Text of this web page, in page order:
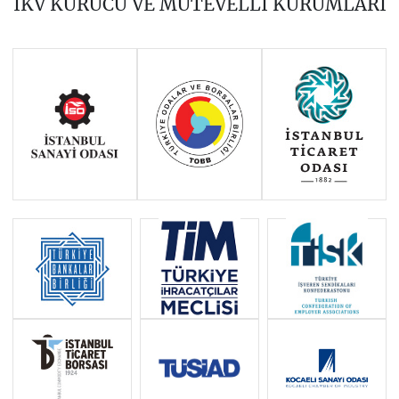
İLİŞKİLERİ ALMANAĞI 2011
VISA POLICY OF MEMBER STATES
AND THE EU TOWARDS TURKISH
NATIONALS AFTER
SOYSAL”GÜNCELLEŞTİRİLMİŞ
SORULARLA AB POLİTİKALARI VE
TÜRKİYE:ENERJİ POLİTİKASI
SORULARLA AB POLİTİKALARI VE
TÜRKİYE: ORTAK BALIKÇILIK
KIBRIS: SORULAR VE CEVAPLAR
İKV KURUCU VE MÜTEVELLİ KURUMLARI